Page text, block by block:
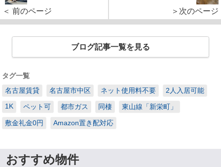
＜ 前のページ ＞次のページ
ブログ記事一覧を見る
タグ一覧
名古屋賃貸
名古屋市中区 ネット使用料不要
2人入居可能
1K
ペット可 都市ガス 同棲 東山線「新栄町」
敷金礼金0円 Amazon置き配対応
おすすめ物件